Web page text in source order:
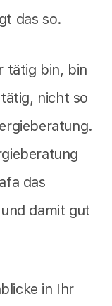
das so.
tätig bin, bin
nicht so
das
damit gut
in Ihr